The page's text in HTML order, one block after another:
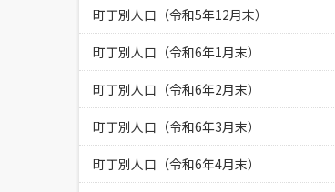
町丁別人口（令和5年12月末）
町丁別人口（令和6年1月末）
町丁別人口（令和6年2月末）
町丁別人口（令和6年3月末）
町丁別人口（令和6年4月末）